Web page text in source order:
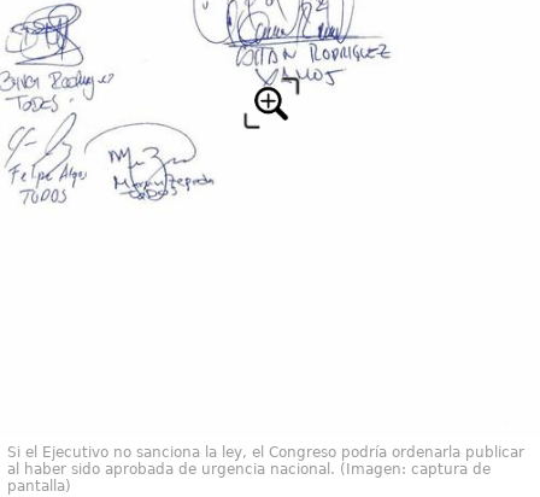
Si el Ejecutivo no sanciona la ley, el Congreso podría ordenarla publicar
al haber sido aprobada de urgencia nacional. (Imagen: captura de
pantalla)